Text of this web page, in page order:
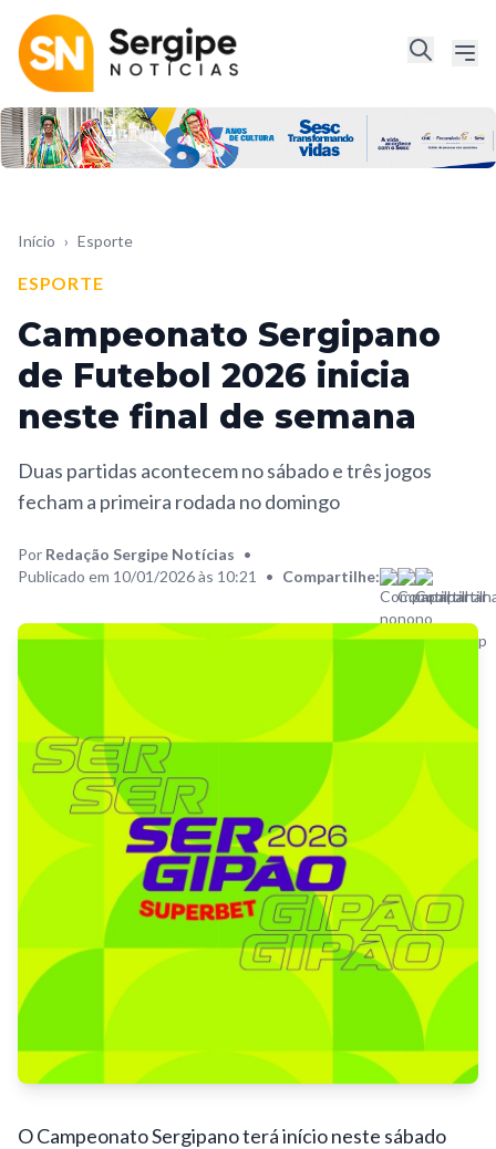
Início › Esporte
ESPORTE
Campeonato Sergipano
de Futebol 2026 inicia
neste final de semana
Duas partidas acontecem no sábado e três jogos
fecham a primeira rodada no domingo
Por Redação Sergipe Notícias •
Publicado em 10/01/2026 às 10:21
• Compartilhe:
O Campeonato Sergipano terá início neste sábado